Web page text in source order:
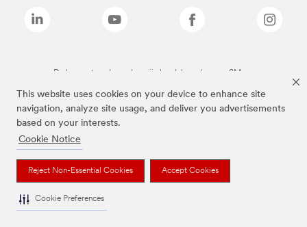
This website uses cookies on your device to enhance site
navigation, analyze site usage, and deliver you advertisements
based on your interests.
Cookie Notice
Reject Non-Essential Cookies Accept Cookies
Cookie Preferences
De bovenstaande merken zijn handelsmerken van 3M.we